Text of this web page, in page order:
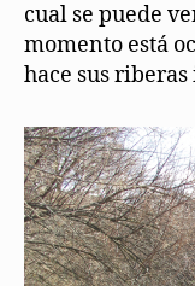
cual se puede
momento está
hace sus